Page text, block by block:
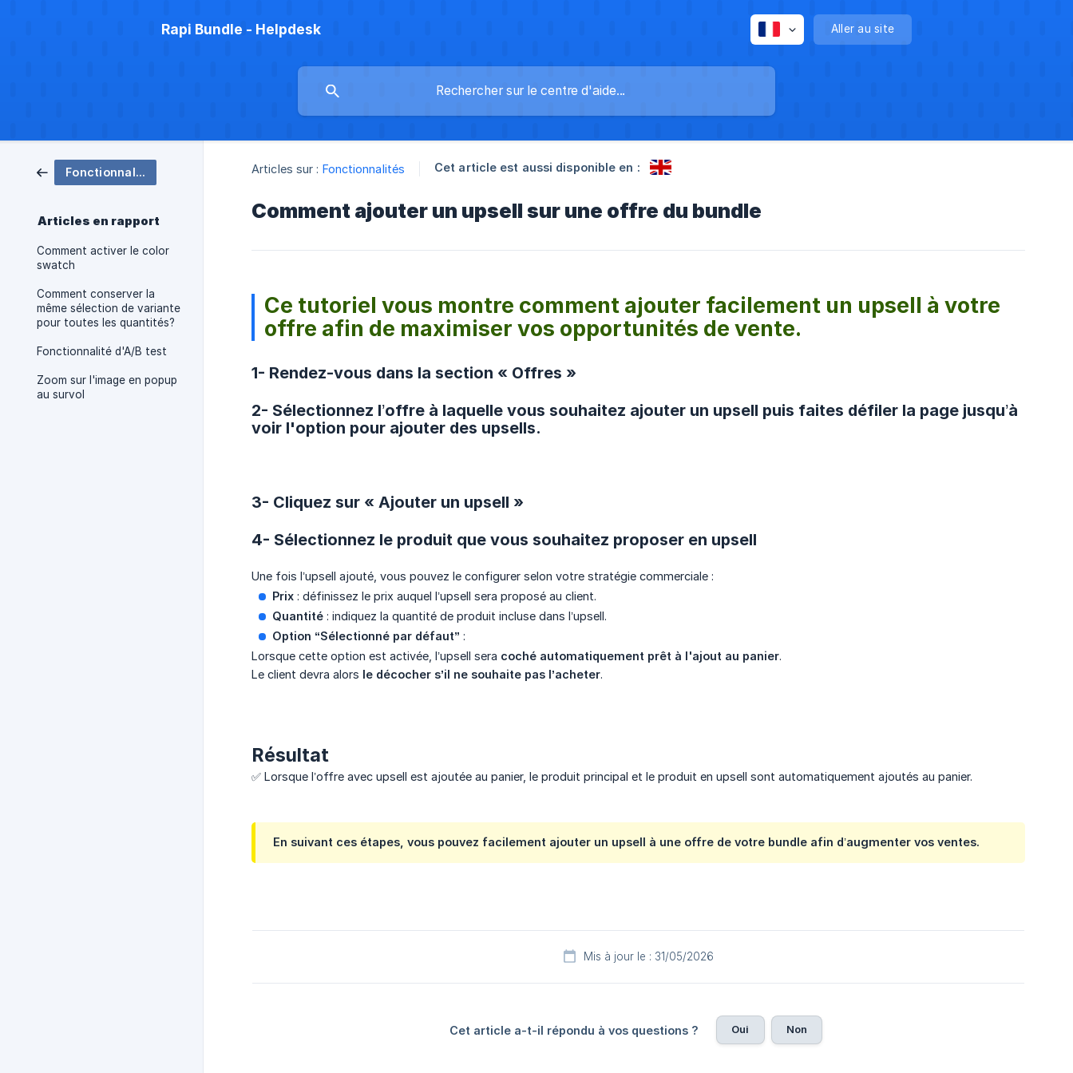
Rapi Bundle - Helpdesk Aller au site
Fonctionnalités
Articles en rapport
Comment activer le color
swatch
Comment conserver la
même sélection de variante
pour toutes les quantités?
Fonctionnalité d'A/B test
Zoom sur l'image en popup
au survol
Articles sur : Fonctionnalités Cet article est aussi disponible en :
Comment ajouter un upsell sur une offre du bundle
Ce tutoriel vous montre comment ajouter facilement un upsell à votre
offre afin de maximiser vos opportunités de vente.
1- Rendez-vous dans la section « Offres »
2- Sélectionnez l’offre à laquelle vous souhaitez ajouter un upsell puis faites défiler la page jusqu’à
voir l'option pour ajouter des upsells.
3- Cliquez sur « Ajouter un upsell »
4- Sélectionnez le produit que vous souhaitez proposer en upsell
Une fois l’upsell ajouté, vous pouvez le configurer selon votre stratégie commerciale :
Prix : définissez le prix auquel l’upsell sera proposé au client.
Quantité : indiquez la quantité de produit incluse dans l’upsell.
Option “Sélectionné par défaut” :
Lorsque cette option est activée, l’upsell sera coché automatiquement prêt à l'ajout au panier.
Le client devra alors le décocher s’il ne souhaite pas l’acheter.
Résultat
✅ Lorsque l’offre avec upsell est ajoutée au panier, le produit principal et le produit en upsell sont automatiquement ajoutés au panier.
En suivant ces étapes, vous pouvez facilement ajouter un upsell à une offre de votre bundle afin d’augmenter vos ventes.
Mis à jour le : 31/05/2026
Cet article a-t-il répondu à vos questions ? Oui Non